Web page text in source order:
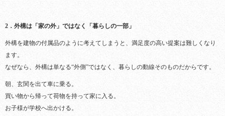
2．外構は「家の外」ではなく「暮らしの一部」
外構を建物の付属品のように考えてしまうと、満足度の高い提案は難しくなり
ます。
なぜなら、外構は単なる“外側”ではなく、暮らしの動線そのものだからです。
朝、玄関を出て車に乗る。
買い物から帰って荷物を持って家に入る。
お子様が学校へ出かける。